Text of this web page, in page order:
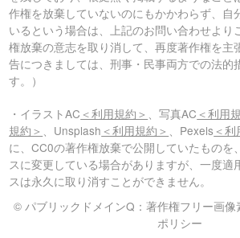
作権を放棄していないのにもかかわらず、自
いるという場合は、上記のお問い合わせより
権放棄の意志を取り消して、再度著作権を主
告につきましては、刑事・民事両方での法的
す。）
・イラストAC ＜利用規約＞ 、写真AC ＜利用
規約＞
、Unsplash ＜利用規約＞ 、Pexels ＜利
に、CC0の著作権放棄で公開していたものを
スに変更している場合がありますが、一度適
スは永久に取り消すことができません。
© パブリックドメインQ：著作権フリー画像
ポリシー